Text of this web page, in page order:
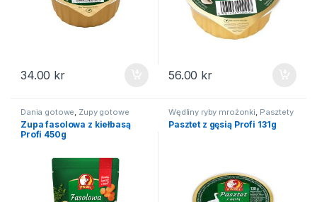
34.00 kr 56.00 kr
Dania gotowe Zupy gotowe
Zupa fasolowa z kiełbasą
Profi 450g
Wędliny ryby mrożonki Pasztety
Pasztet z gęsią Profi 131g